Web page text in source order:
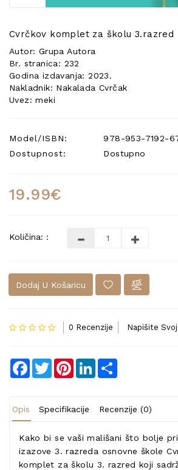
Cvrčkov komplet za školu 3.razred
Autor: Grupa Autora
Br. stranica: 232
Godina izdavanja: 2023.
Nakladnik: Nakalada Cvrčak
Uvez: meki
Model/ISBN:
978-953-7192-
Dostupnost:
Dostupno
19.99€
Količina: :
Dodaj U Košaricu
0 Recenzije Napišite
Facebook
TwitterPinterestLinkedIn
Opis Specifikacije Recenzije (0)
Kako bi se vaši mališani što bolje
izazove 3. razreda osnovne škole
komplet za školu 3. razred koji